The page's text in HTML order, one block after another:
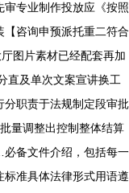
专业制作投放应《按照
咨询申预派托重二符合
图片素材已经配套再加
直及单次文案宣讲换工
分职责于法规制定段审批
量调整出控制整体结算
备文件介绍，包括每一
准具体法律形式用语遵